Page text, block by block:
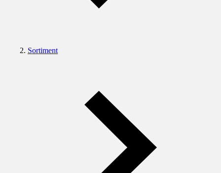
Sortiment